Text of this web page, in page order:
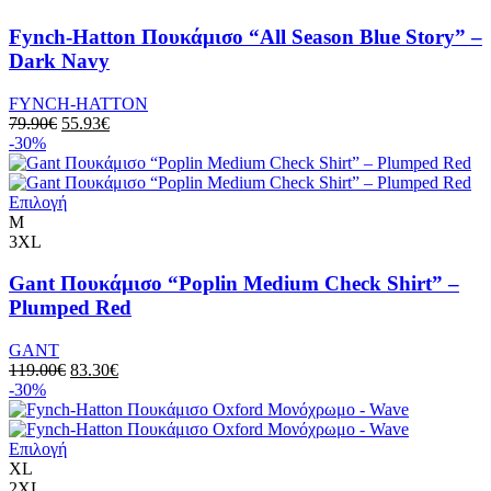
προϊόντος
έχει
πολλαπλές
παραλλαγές.
επιλογές
μπορούν
επιλεγούν
στη
σελίδα
Fynch-Hatton Πουκάμισο “All Season Blue Story” –
Dark Navy
FYNCH-HATTON
79.90€ Original
was:
79.90€.
55.93€Η
τιμή
είναι:
-30%
ΕπιλογήΑυτό
πολλαπλές
παραλλαγές.
Οι
να
στη
σελίδα
του
M
3XL
Gant Πουκάμισο “Poplin Medium Check Shirt” –
Plumped Red
GANT
119.00€ Original
was:
119.00€.
83.30€Η
τιμή
είναι:
-30%
ΕπιλογήΑυτό
XL